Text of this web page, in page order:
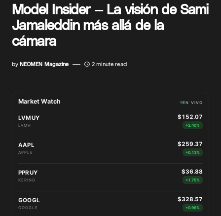
Model Insider — La visión de Sami
Jamaleddin más allá de la
cámara
by NEOMEN Magazine 2 minute read
Market Watch EN VIVO
LVMUY
LVMH
$152.07
+2.40%
AAPL
APPLE
$259.37
+0.13%
PPRUY
KERING
$36.88
+1.75%
GOOGL
GOOGLE
$328.57
+0.96%